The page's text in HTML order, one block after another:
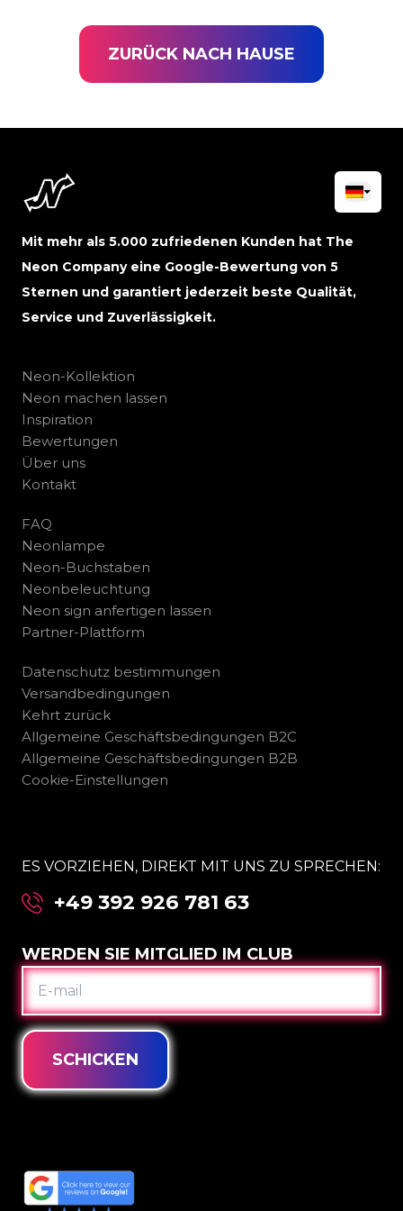
ZURÜCK NACH HAUSE
Mit mehr als 5.000 zufriedenen Kunden hat The
Neon Company eine Google-Bewertung von 5
Sternen und garantiert jederzeit beste Qualität,
Service und Zuverlässigkeit.
Neon-Kollektion
Neon machen lassen
Inspiration
Bewertungen
Über uns
Kontakt
FAQ
Neonlampe
Neon-Buchstaben
Neonbeleuchtung
Neon sign anfertigen lassen
Partner-Plattform
Datenschutz bestimmungen
Versandbedingungen
Kehrt zurück
Allgemeine Geschäftsbedingungen B2C
Allgemeine Geschäftsbedingungen B2B
Cookie-Einstellungen
ES VORZIEHEN, DIREKT MIT UNS ZU SPRECHEN:
+49 392 926 781 63
WERDEN SIE MITGLIED IM CLUB
E-
MAIL
SCHICKEN